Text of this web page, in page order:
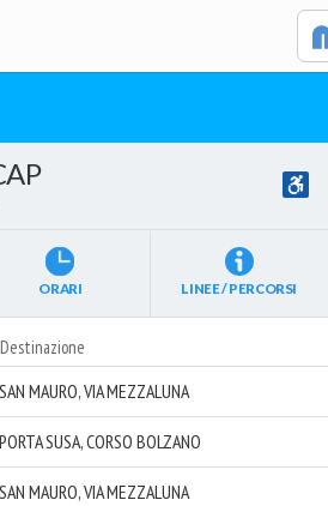
ORARI LINEE / PERCORSI
Destinazione
SAN MAURO, VIA MEZZALUNA
PORTA SUSA, CORSO BOLZANO
SAN MAURO, VIA MEZZALUNA